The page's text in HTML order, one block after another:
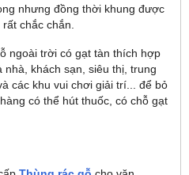
nhưng đồng thời khung được
chắc chắn.
ngoài trời có gạt tàn thích hợp
khách sạn, siêu thị, trung
các khu vui chơi giải trí... để bỏ
có thể hút thuốc, có chỗ gạt